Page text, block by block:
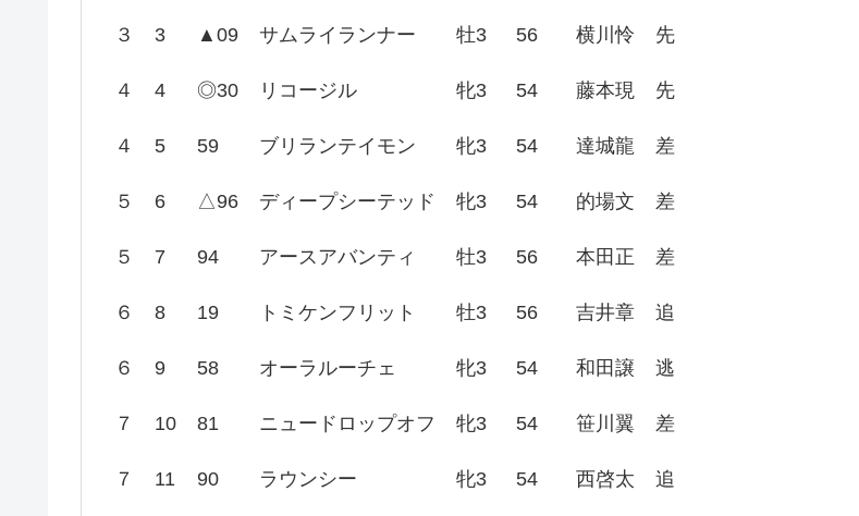
３ 3 ▲09 サムライランナー 牡3 56 横川怜 先
４ 4 ◎30 リコージル 牝3 54 藤本現 先
４ 5 59 ブリランテイモン 牝3 54 達城龍 差
５ 6 △96 ディープシーテッド 牝3 54 的場文 差
５ 7 94 アースアバンティ 牡3 56 本田正 差
６ 8 19 トミケンフリット 牡3 56 吉井章 追
６ 9 58 オーラルーチェ 牝3 54 和田譲 逃
７ 10 81 ニュードロップオフ 牝3 54 笹川翼 差
７ 11 90 ラウンシー 牝3 54 西啓太 追